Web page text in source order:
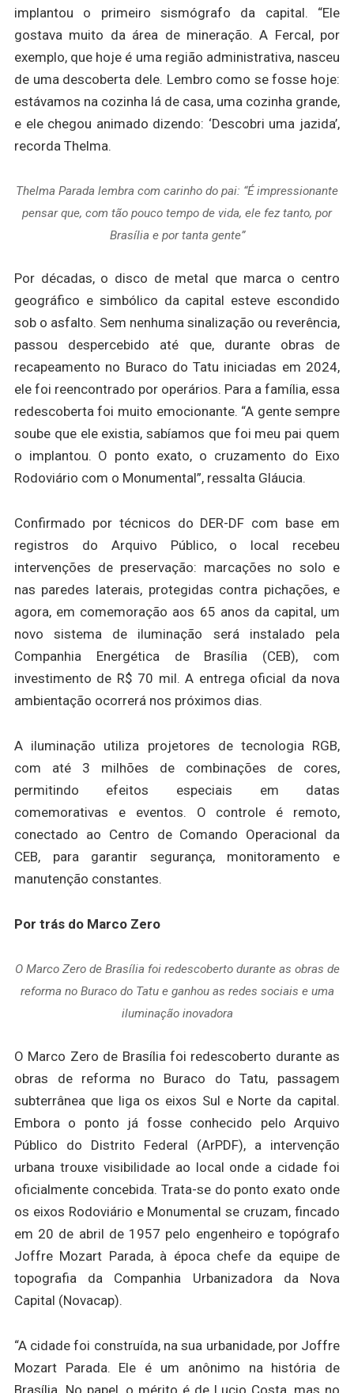
implantou o primeiro sismógrafo da capital. “Ele
gostava muito da área de mineração. A Fercal, por
exemplo, que hoje é uma região administrativa, nasceu
de uma descoberta dele. Lembro como se fosse hoje:
estávamos na cozinha lá de casa, uma cozinha grande,
e ele chegou animado dizendo: ‘Descobri uma jazida’,
recorda Thelma.
Thelma Parada lembra com carinho do pai: “É impressionante
pensar que, com tão pouco tempo de vida, ele fez tanto, por
Brasília e por tanta gente”
Por décadas, o disco de metal que marca o centro
geográfico e simbólico da capital esteve escondido
sob o asfalto. Sem nenhuma sinalização ou reverência,
passou despercebido até que, durante obras de
recapeamento no Buraco do Tatu iniciadas em 2024,
ele foi reencontrado por operários. Para a família, essa
redescoberta foi muito emocionante. “A gente sempre
soube que ele existia, sabíamos que foi meu pai quem
o implantou. O ponto exato, o cruzamento do Eixo
Rodoviário com o Monumental”, ressalta Gláucia.
Confirmado por técnicos do DER-DF com base em
registros do Arquivo Público, o local recebeu
intervenções de preservação: marcações no solo e
nas paredes laterais, protegidas contra pichações, e
agora, em comemoração aos 65 anos da capital, um
novo sistema de iluminação será instalado pela
Companhia Energética de Brasília (CEB), com
investimento de R$ 70 mil. A entrega oficial da nova
ambientação ocorrerá nos próximos dias.
A iluminação utiliza projetores de tecnologia RGB,
com até 3 milhões de combinações de cores,
permitindo efeitos especiais em datas
comemorativas e eventos. O controle é remoto,
conectado ao Centro de Comando Operacional da
CEB, para garantir segurança, monitoramento e
manutenção constantes.
Por trás do Marco Zero
O Marco Zero de Brasília foi redescoberto durante as obras de
reforma no Buraco do Tatu e ganhou as redes sociais e uma
iluminação inovadora
O Marco Zero de Brasília foi redescoberto durante as
obras de reforma no Buraco do Tatu, passagem
subterrânea que liga os eixos Sul e Norte da capital.
Embora o ponto já fosse conhecido pelo Arquivo
Público do Distrito Federal (ArPDF), a intervenção
urbana trouxe visibilidade ao local onde a cidade foi
oficialmente concebida. Trata-se do ponto exato onde
os eixos Rodoviário e Monumental se cruzam, fincado
em 20 de abril de 1957 pelo engenheiro e topógrafo
Joffre Mozart Parada, à época chefe da equipe de
topografia da Companhia Urbanizadora da Nova
Capital (Novacap).
“A cidade foi construída, na sua urbanidade, por Joffre
Mozart Parada. Ele é um anônimo na história de
Brasília. No papel, o mérito é de Lucio Costa, mas no